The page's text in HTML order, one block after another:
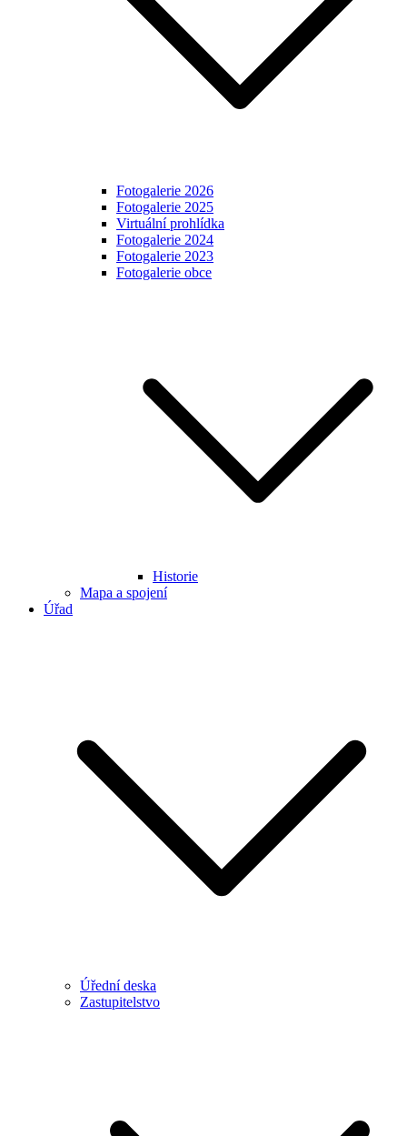
Fotogalerie 2026
Fotogalerie 2025
Virtuální prohlídka
Fotogalerie 2024
Fotogalerie 2023
Fotogalerie obce
Historie
Mapa a spojení
Úřad
Úřední deska
Zastupitelstvo